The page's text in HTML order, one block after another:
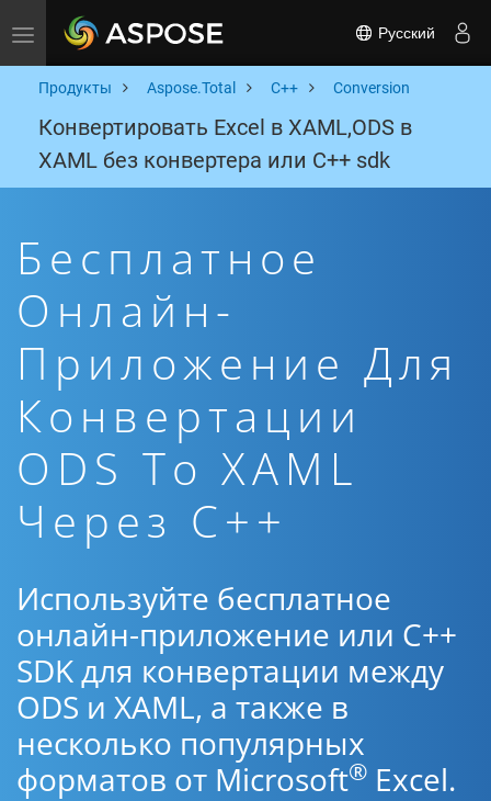
Toggle navigation Русский
Продукты Aspose.Total C++ Conversion
Конвертировать Excel в XAML,ODS в
XAML без конвертера или C++ sdk
Бесплатное
Онлайн-
Приложение Для
Конвертации
ODS To XAML
Через C++
Используйте бесплатное
онлайн-приложение или C++
SDK для конвертации между
ODS и XAML, а также в
несколько популярных
форматов от Microsoft® Excel.